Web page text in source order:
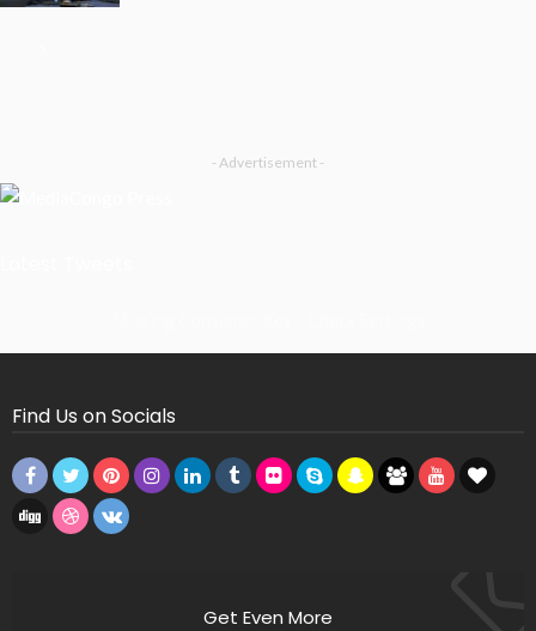
- Advertisement -
Find Us on Socials
Get Even More